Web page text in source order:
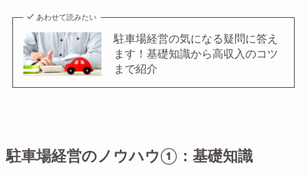
あわせて読みたい
駐車場経営の気になる疑問に答え
ます！基礎知識から高収入のコツ
まで紹介
駐車場経営のノウハウ①：基礎知識